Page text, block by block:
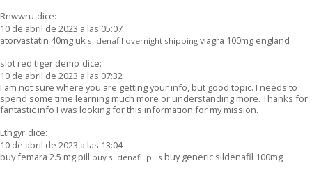
Rnwwru dice:
10 de abril de 2023 a las 05:07
atorvastatin 40mg uk sildenafil overnight shipping viagra 100mg england
slot red tiger demo dice:
10 de abril de 2023 a las 07:32
I am not sure where you are getting your info, but good topic. I needs to
spend some time learning much more or understanding more. Thanks for
fantastic info I was looking for this information for my mission.
Lthgyr dice:
10 de abril de 2023 a las 13:04
buy femara 2.5 mg pill buy sildenafil pills buy generic sildenafil 100mg